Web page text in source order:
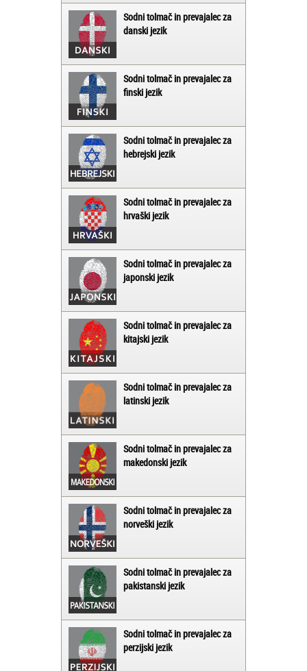
Sodni tolmač in prevajalec za
danski jezik
Sodni tolmač in prevajalec za
finski jezik
Sodni tolmač in prevajalec za
hebrejski jezik
Sodni tolmač in prevajalec za
hrvaški jezik
Sodni tolmač in prevajalec za
japonski jezik
Sodni tolmač in prevajalec za
kitajski jezik
Sodni tolmač in prevajalec za
latinski jezik
Sodni tolmač in prevajalec za
makedonski jezik
Sodni tolmač in prevajalec za
norveški jezik
Sodni tolmač in prevajalec za
pakistanski jezik
Sodni tolmač in prevajalec za
perzijski jezik